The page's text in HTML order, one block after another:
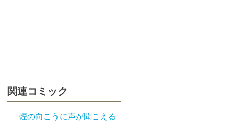
関連コミック
煙の向こうに声が聞こえる